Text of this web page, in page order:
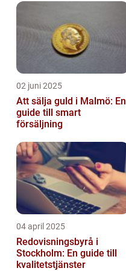
02 juni 2025
Att sälja guld i Malmö: En
guide till smart
försäljning
04 april 2025
Redovisningsbyrå i
Stockholm: En guide till
kvalitetstjänster